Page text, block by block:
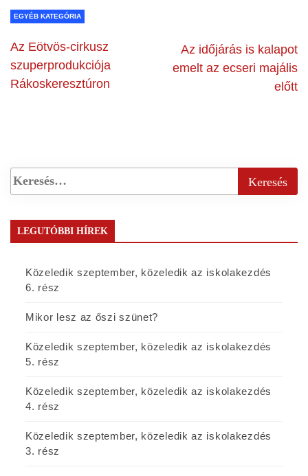
EGYÉB KATEGÓRIA
Az Eötvös-cirkusz
szuperprodukciója
Rákoskeresztúron
Az időjárás is kalapot
emelt az ecseri majális
előtt
LEGUTÓBBI HÍREK
Közeledik szeptember, közeledik az iskolakezdés
6. rész
Mikor lesz az őszi szünet?
Közeledik szeptember, közeledik az iskolakezdés
5. rész
Közeledik szeptember, közeledik az iskolakezdés
4. rész
Közeledik szeptember, közeledik az iskolakezdés
3. rész